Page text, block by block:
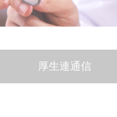
厚生連通信